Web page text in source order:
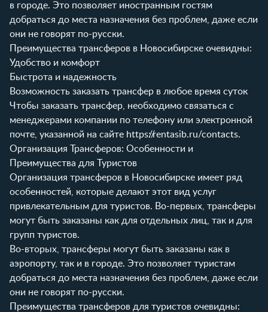
в городе. Это позволяет иностранным гостям
добраться до места назначения без проблем, даже если
они не говорят по-русски.
Преимущества трансферов в Новосибирске очевидны:
Удобство и комфорт
Быстрота и надежность
Возможность заказать трансфер в любое время суток
Чтобы заказать трансфер, необходимо связаться с
менеджерами компании по телефону или электронной
почте, указанной на сайте https://rentasib.ru/contacts.
Организация Трансферов: Особенности и
Преимущества для Туристов
Организация трансферов в Новосибирске имеет ряд
особенностей, которые делают этот вид услуг
привлекательным для туристов. Во-первых, трансферы
могут быть заказаны как для отдельных лиц, так и для
групп туристов.
Во-вторых, трансферы могут быть заказаны как в
аэропорту, так и в городе. Это позволяет туристам
добраться до места назначения без проблем, даже если
они не говорят по-русски.
Преимущества трансферов для туристов очевидны: